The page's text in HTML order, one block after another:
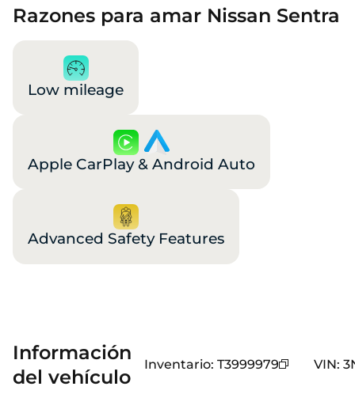
Razones para amar Nissan Sentra
Low mileage
Apple CarPlay & Android Auto
Advanced Safety Features
Información
del vehículo
Inventario: T3999979 VIN: